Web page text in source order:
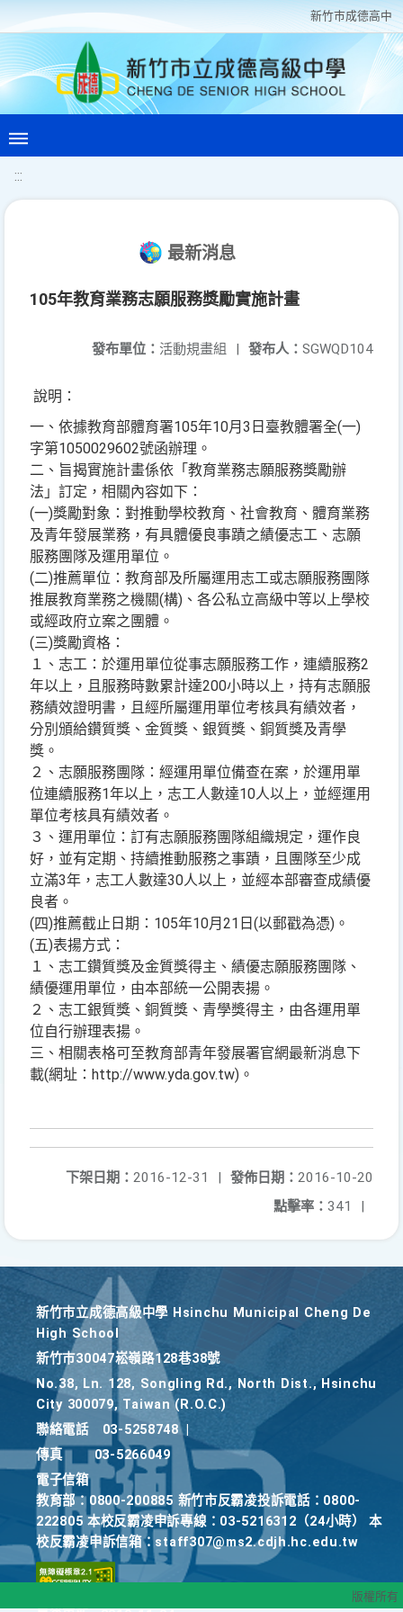
新竹巿成德高中
:::
最新消息
105年教育業務志願服務獎勵實施計畫
發布人： SGWQD104
發布單位： 活動規畫組 |
說明：
一、依據教育部體育署105年10月3日臺教體署全(一)
字第1050029602號函辦理。
二、旨揭實施計畫係依「教育業務志願服務獎勵辦
法」訂定，相關內容如下：
(一)獎勵對象：對推動學校教育、社會教育、體育業務
及青年發展業務，有具體優良事蹟之績優志工、志願
服務團隊及運用單位。
(二)推薦單位：教育部及所屬運用志工或志願服務團隊
推展教育業務之機關(構)、各公私立高級中等以上學校
或經政府立案之團體。
(三)獎勵資格：
１、志工：於運用單位從事志願服務工作，連續服務2
年以上，且服務時數累計達200小時以上，持有志願服
務績效證明書，且經所屬運用單位考核具有績效者，
分別頒給鑽質獎、金質獎、銀質獎、銅質獎及青學
獎。
２、志願服務團隊：經運用單位備查在案，於運用單
位連續服務1年以上，志工人數達10人以上，並經運用
單位考核具有績效者。
３、運用單位：訂有志願服務團隊組織規定，運作良
好，並有定期、持續推動服務之事蹟，且團隊至少成
立滿3年，志工人數達30人以上，並經本部審查成績優
良者。
(四)推薦截止日期：105年10月21日(以郵戳為憑)。
(五)表揚方式：
１、志工鑽質獎及金質獎得主、績優志願服務團隊、
績優運用單位，由本部統一公開表揚。
２、志工銀質獎、銅質獎、青學獎得主，由各運用單
位自行辦理表揚。
三、相關表格可至教育部青年發展署官網最新消息下
載(網址：http://www.yda.gov.tw)。
發佈日期： 2016-10-20
下架日期： 2016-12-31
|
點擊率： 341 |
新竹巿立成德高級中學 Hsinchu Municipal Cheng De
High School
新竹巿30047崧嶺路128巷38號
No.38, Ln. 128, Songling Rd., North Dist., Hsinchu
City 300079, Taiwan (R.O.C.)
聯絡電話
03-5258748
傳真
03-5266049
電子信箱
教育部：0800-200885 新竹市反霸凌投訴電話：0800-
222805 本校反霸凌申訴專線：03-5216312（24小時） 本
校反霸凌申訴信箱：staff307@ms2.cdjh.hc.edu.tw
版權所有